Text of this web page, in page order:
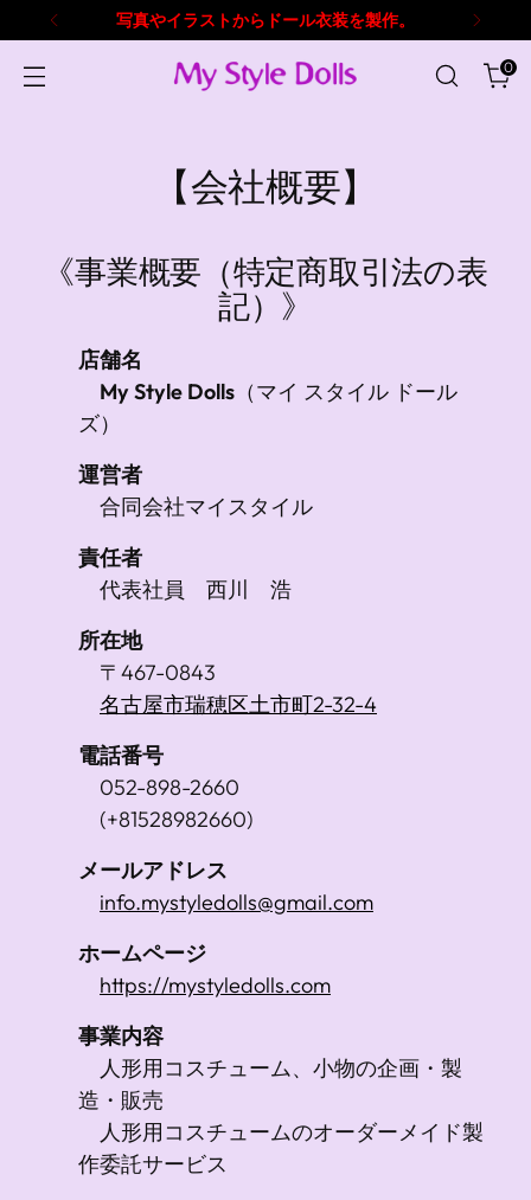
写真やイラストからドール衣装を製作。
0
【会社概要】
《事業概要（特定商取引法の表
記）》
店舗名
My Style Dolls （マイ スタイル ドール
ズ）
運営者
合同会社マイスタイル
責任者
代表社員 西川 浩
所在地
〒467-0843
名古屋市瑞穂区土市町2-32-4
電話番号
052-898-2660
(+81528982660)
メールアドレス
info.mystyledolls@gmail.com
ホームページ
https://mystyledolls.com
事業内容
人形用コスチューム、小物の企画・製
造・販売
人形用コスチュームのオーダーメイド製
作委託サービス